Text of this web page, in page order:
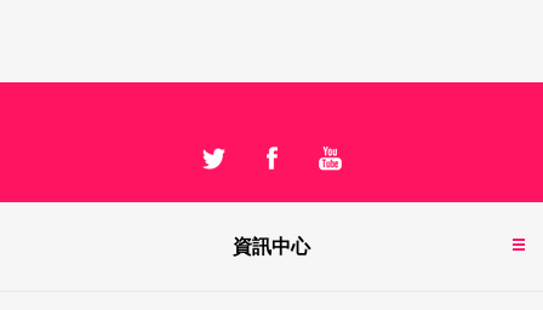
資訊中心